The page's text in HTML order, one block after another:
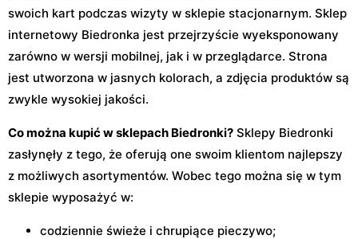
swoich kart podczas wizyty w sklepie stacjonarnym. Sklep
internetowy Biedronka jest przejrzyście wyeksponowany
zarówno w wersji mobilnej, jak i w przeglądarce. Strona
jest utworzona w jasnych kolorach, a zdjęcia produktów są
zwykle wysokiej jakości.
Co można kupić w sklepach Biedronki? Sklepy Biedronki
zasłynęły z tego, że oferują one swoim klientom najlepszy
z możliwych asortymentów. Wobec tego można się w tym
sklepie wyposażyć w:
codziennie świeże i chrupiące pieczywo;